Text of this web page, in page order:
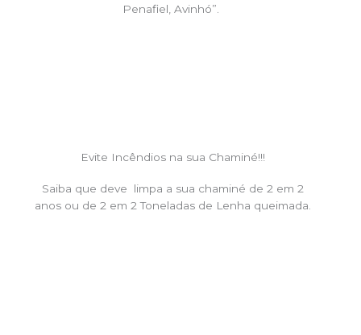
Penafiel, Avinhó”.
Evite Incêndios na sua Chaminé!!!
Saiba que deve limpa a sua chaminé de 2 em 2
anos ou de 2 em 2 Toneladas de Lenha queimada.